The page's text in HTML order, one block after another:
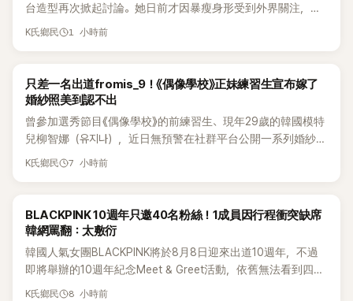
台造型再次掀起討論。她日前才因暴瘦身形受到外界關注，又
被質疑在舞台上使用臀墊，如今最新打歌舞台曝光後，再度因
K氏鄉民 1 小時前
K-POP
只差一名出道fromis_9！《偶像學校》正妹練習生宣布嫁了
婚紗照美到認不出
曾參加選秀節目《偶像學校》的前練習生、現年29歲的韓國模特
兒柳智娜（유지나），近日無預警在社群平台公開一系列婚紗
照，親自宣布即將步入婚姻，消息曝光後讓不少曾追看節目的
K氏鄉民 7 小時前
K-POP
BLACKPINK 10週年只邀40名粉絲！1成員因行程衝突缺席
韓網罵翻：太敷衍
韓國人氣女團BLACKPINK將於8月8日迎來出道10週年，不過
即將舉辦的10週年紀念Meet & Greet活動，依舊無法看到四人
合體。根據韓媒《MyDaily》7日報導，當天將由Jisoo（智秀）、
K氏鄉民 8 小時前